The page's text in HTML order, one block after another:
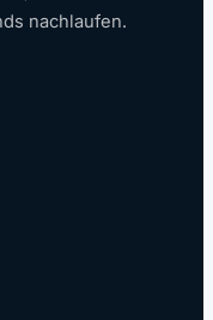
nachlaufen.